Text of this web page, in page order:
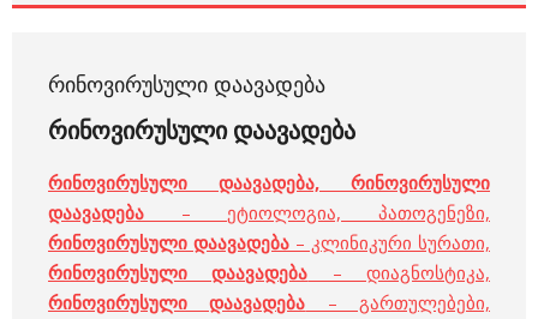
ᲠᲘᲜᲝᲕᲘᲠᲣᲡᲣᲚᲘ ᲓᲐᲐᲕᲐᲓᲔᲑᲐ
რინოვირუსული დაავადება
რინოვირუსული დაავადება, რინოვირუსული
დაავადება – ეტიოლოგია, პათოგენეზი,
რინოვირუსული დაავადება – კლინიკური სურათი,
რინოვირუსული დაავადება – დიაგნოსტიკა,
რინოვირუსული დაავადება – გართულებები,